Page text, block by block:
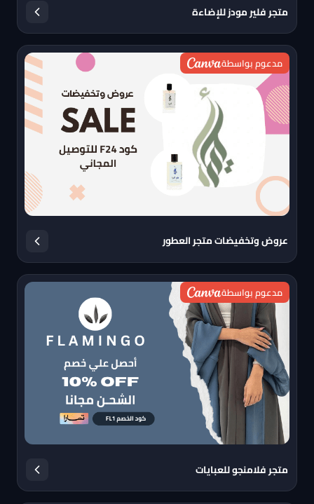
متجر فلير مودز للإضاءة
مدعوم بواسطة
عروض وتخفيضات متجر العطور
مدعوم بواسطة
متجر فلامنجو للعبايات